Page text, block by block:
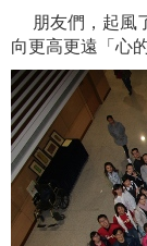
朋友們，起風
向更高更遠「心